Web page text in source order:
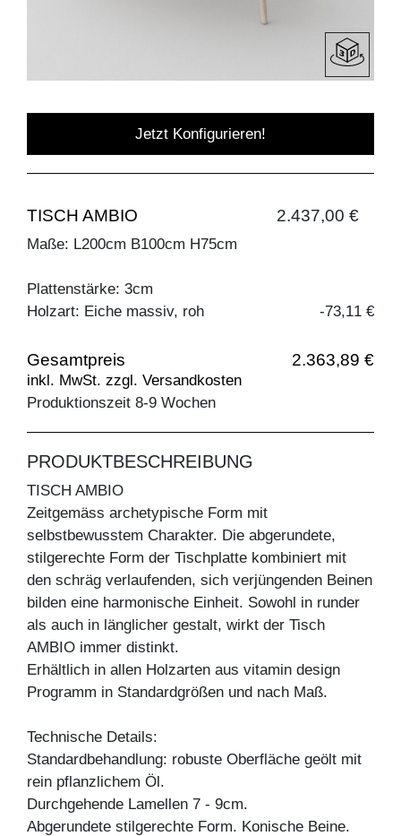
Jetzt Konfigurieren!
TISCH AMBIO 2.437,00 €
Maße: L200cm B100cm H75cm
Plattenstärke: 3cm
Holzart: Eiche massiv, roh
-73,11 €
Gesamtpreis 2.363,89 €
inkl. MwSt. zzgl. Versandkosten
Produktionszeit 8-9 Wochen
PRODUKTBESCHREIBUNG
TISCH AMBIO
Zeitgemäss archetypische Form mit
selbstbewusstem Charakter. Die abgerundete,
stilgerechte Form der Tischplatte kombiniert mit
den schräg verlaufenden, sich verjüngenden Beinen
bilden eine harmonische Einheit. Sowohl in runder
als auch in länglicher gestalt, wirkt der Tisch
AMBIO immer distinkt.
Erhältlich in allen Holzarten aus vitamin design
Programm in Standardgrößen und nach Maß.
Technische Details:
Standardbehandlung: robuste Oberfläche geölt mit
rein pflanzlichem Öl.
Durchgehende Lamellen 7 - 9cm.
Abgerundete stilgerechte Form. Konische Beine.